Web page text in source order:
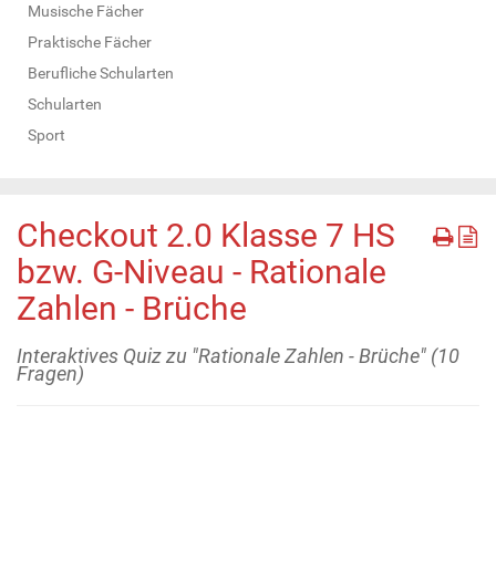
Musische Fächer
Praktische Fächer
Berufliche Schularten
Schularten
Sport
Checkout 2.0 Klasse 7 HS
bzw. G-Niveau - Rationale
Zahlen - Brüche
Interaktives Quiz zu "Rationale Zahlen - Brüche" (10
Fragen)